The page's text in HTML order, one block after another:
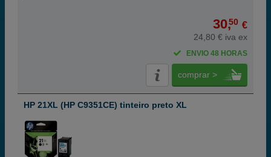
30,50 €
24,80 € iva ex
ENVIO 48 HORAS
comprar >
HP 21XL (HP C9351CE) tinteiro preto XL